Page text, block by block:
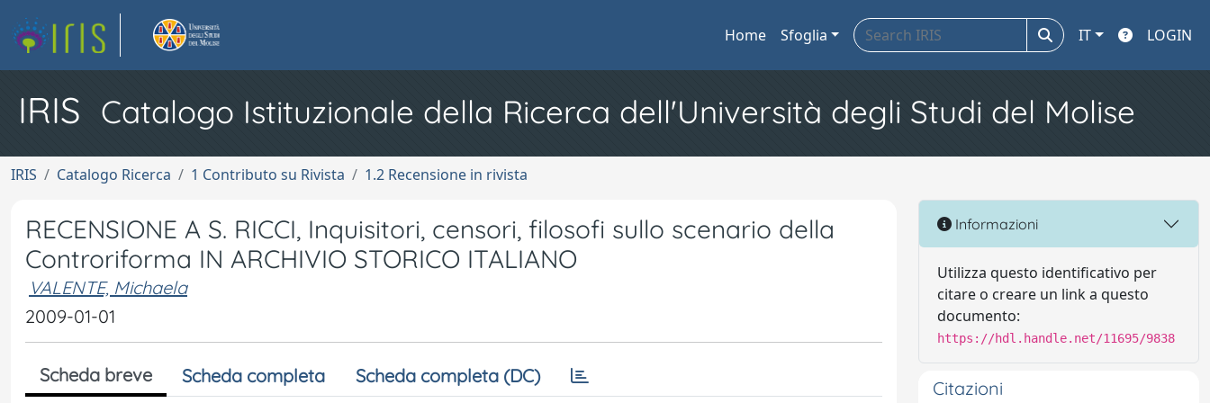
Home Sfoglia IT LOGIN
IRIS Catalogo Istituzionale della Ricerca dell'Università degli Studi del Molise
IRIS Catalogo Ricerca 1 Contributo su Rivista 1.2 Recensione in rivista
RECENSIONE A S. RICCI, Inquisitori, censori, filosofi sullo scenario della
Controriforma IN ARCHIVIO STORICO ITALIANO
VALENTE, Michaela
2009-01-01
Scheda breve Scheda completa Scheda completa (DC)
Informazioni
Utilizza questo identificativo per
citare o creare un link a questo
documento:
https://hdl.handle.net/11695/9838
Citazioni